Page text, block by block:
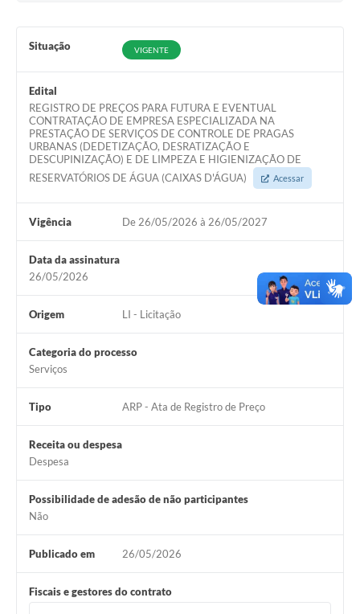
Situação VIGENTE
Edital
REGISTRO DE PREÇOS PARA FUTURA E EVENTUAL
CONTRATAÇÃO DE EMPRESA ESPECIALIZADA NA
PRESTAÇÃO DE SERVIÇOS DE CONTROLE DE PRAGAS
URBANAS (DEDETIZAÇÃO, DESRATIZAÇÃO E
DESCUPINIZAÇÃO) E DE LIMPEZA E HIGIENIZAÇÃO DE
RESERVATÓRIOS DE ÁGUA (CAIXAS D'ÁGUA)
Acessar
Vigência De 26/05/2026 à 26/05/2027
Data da assinatura
26/05/2026
Origem LI - Licitação
Categoria do processo
Serviços
Tipo ARP - Ata de Registro de Preço
Receita ou despesa
Despesa
Possibilidade de adesão de não participantes
Não
Publicado em 26/05/2026
Fiscais e gestores do contrato